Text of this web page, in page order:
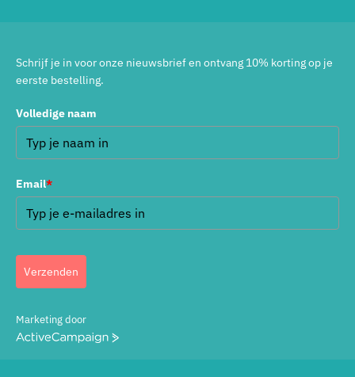
Schrijf je in voor onze nieuwsbrief en ontvang 10% korting op je
eerste bestelling.
Volledige naam
Email*
Verzenden
Marketing door
ActiveCampaign